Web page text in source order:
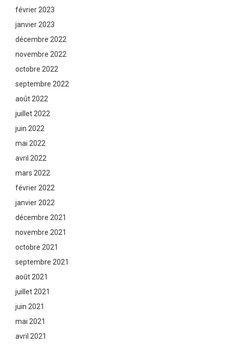
février 2023
janvier 2023
décembre 2022
novembre 2022
octobre 2022
septembre 2022
août 2022
juillet 2022
juin 2022
mai 2022
avril 2022
mars 2022
février 2022
janvier 2022
décembre 2021
novembre 2021
octobre 2021
septembre 2021
août 2021
juillet 2021
juin 2021
mai 2021
avril 2021